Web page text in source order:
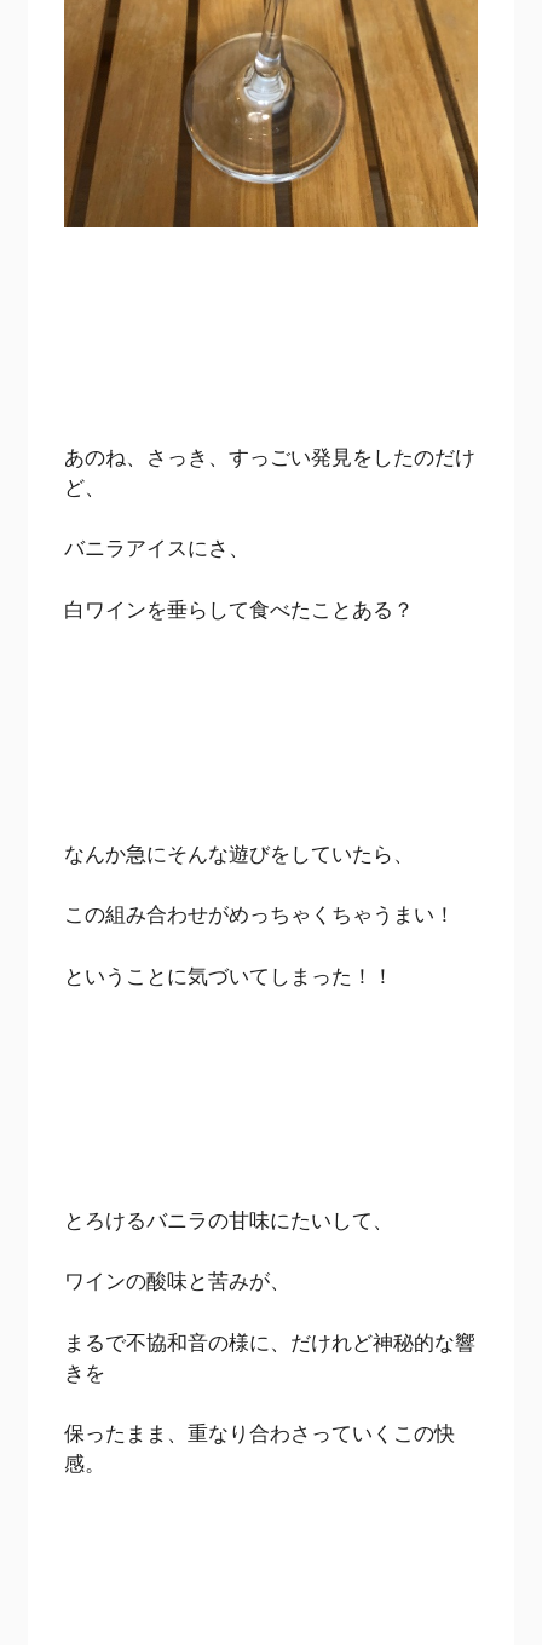
あのね、さっき、すっごい発見をしたのだけ
ど、
バニラアイスにさ、
白ワインを垂らして食べたことある？
なんか急にそんな遊びをしていたら、
この組み合わせがめっちゃくちゃうまい！
ということに気づいてしまった！！
とろけるバニラの甘味にたいして、
ワインの酸味と苦みが、
まるで不協和音の様に、だけれど神秘的な響
きを
保ったまま、重なり合わさっていくこの快
感。